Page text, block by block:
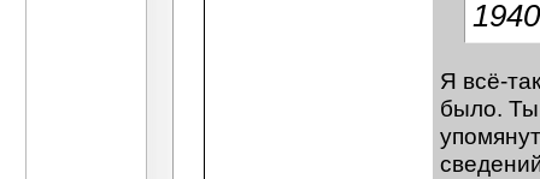
Я всё-
было. Ты